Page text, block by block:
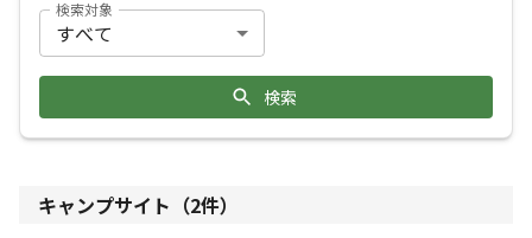
検索対象
検索
キャンプサイト（2件）